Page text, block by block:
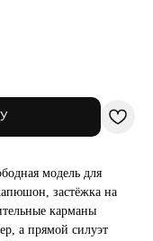
модель для
застёжка на
карманы
а прямой силуэт